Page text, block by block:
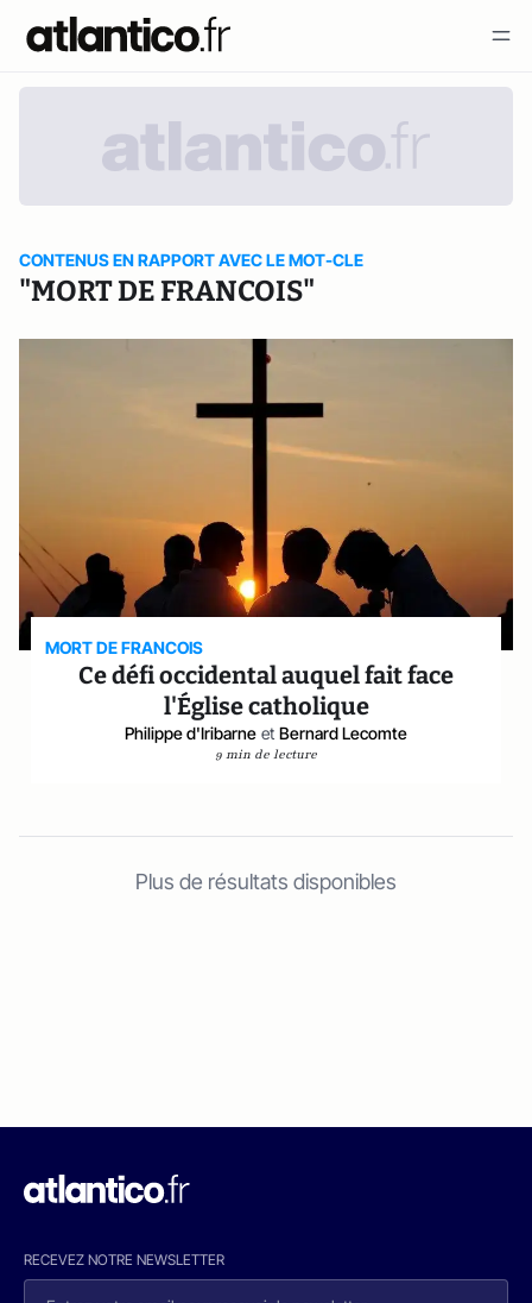
CONTENUS EN RAPPORT AVEC LE MOT-CLE
"MORT DE FRANCOIS"
MORT DE FRANCOIS
Ce défi occidental auquel fait face
l'Église catholique
Philippe d'Iribarne et Bernard Lecomte
9 min de lecture
Plus de résultats disponibles
RECEVEZ NOTRE NEWSLETTER